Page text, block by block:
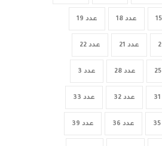
عدد 18 عدد 19
عدد 21 عدد 22
عدد 28 عدد 3
عدد 32 عدد 33
عدد 36 عدد 39